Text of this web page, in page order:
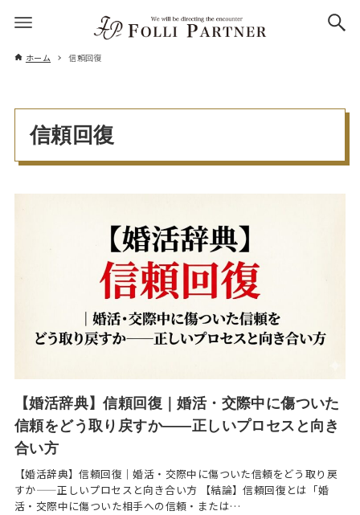
ホーム 信頼回復
信頼回復
【婚活辞典】信頼回復｜婚活・交際中に傷ついた
信頼をどう取り戻すか——正しいプロセスと向き
合い方
【婚活辞典】信頼回復｜婚活・交際中に傷ついた信頼をどう取り戻
すか——正しいプロセスと向き合い方 【結論】信頼回復とは「婚
活・交際中に傷ついた相手への信頼・または…